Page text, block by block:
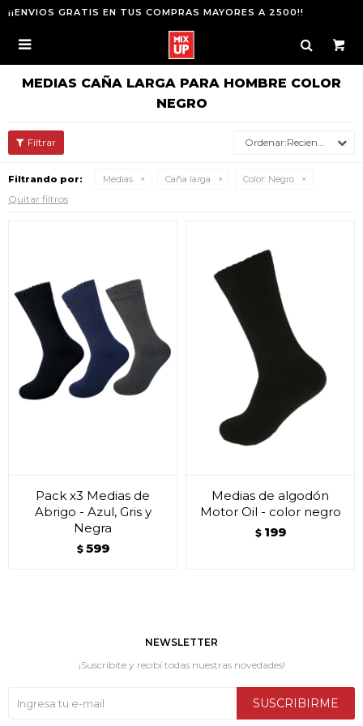
¡¡ENVIOS GRATIS EN TUS COMPRAS MAYORES A 2500!!

MEDIAS CAÑA LARGA PARA HOMBRE COLOR
NEGRO
Recientes
Filtrando por: Medias Caña larga Color: Negro
Quitar filtros
Pack x3 Medias de
Abrigo - Azul, Gris y
Negra
$ 599
Medias de algodón
Motor Oil - color negro
$ 199
NEWSLETTER
¡Suscribite y recibí todas nuestras novedades!
SUSCRIBIRME